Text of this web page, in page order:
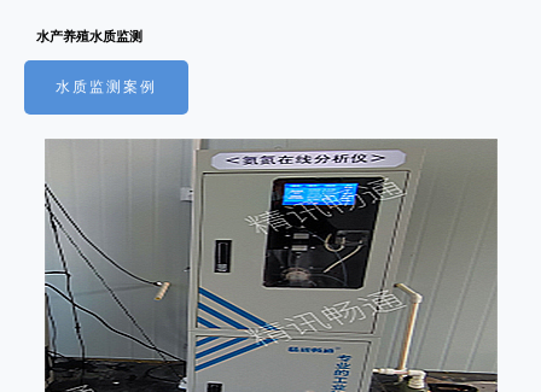
水产养殖水质监测
水质监测案例